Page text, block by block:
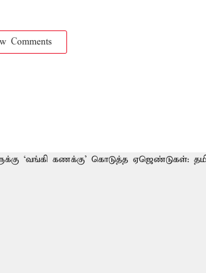
Comments